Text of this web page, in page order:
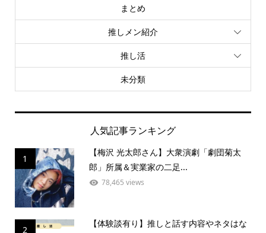
まとめ
推しメン紹介
推し活
未分類
人気記事ランキング
1
【梅沢 光太郎さん】大衆演劇「劇団菊太
郎」所属＆実業家の二足...
78,465 views
2
【体験談有り】推しと話す内容やネタはな